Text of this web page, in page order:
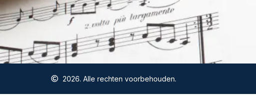
2026. Alle rechten voorbehouden.